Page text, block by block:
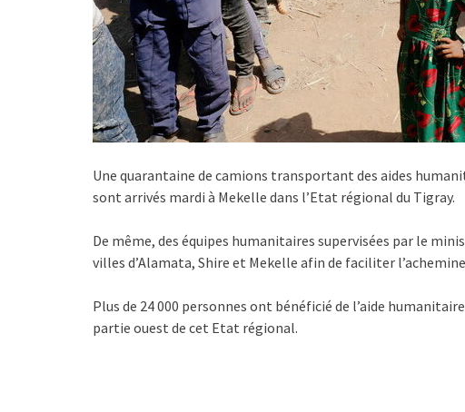
Une quarantaine de camions transportant des aides
sont arrivés mardi à Mekelle dans l’Etat régional du Tigray.
De même, des équipes humanitaires supervisées par le
villes d’Alamata, Shire et Mekelle afin de faciliter
Plus de 24 000 personnes ont bénéficié de l’aide
partie ouest de cet Etat régional.